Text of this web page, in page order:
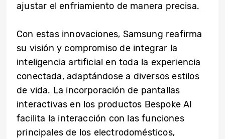
ajustar el enfriamiento de manera precisa.
Con estas innovaciones, Samsung reafirma
su visión y compromiso de integrar la
inteligencia artificial en toda la experiencia
conectada, adaptándose a diversos estilos
de vida. La incorporación de pantallas
interactivas en los productos Bespoke AI
facilita la interacción con las funciones
principales de los electrodomésticos,